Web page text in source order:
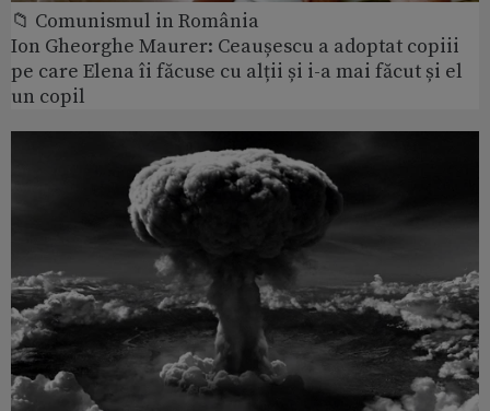
📁 Comunismul in România
Ion Gheorghe Maurer: Ceaușescu a adoptat copiii
pe care Elena îi făcuse cu alții și i-a mai făcut și el
un copil